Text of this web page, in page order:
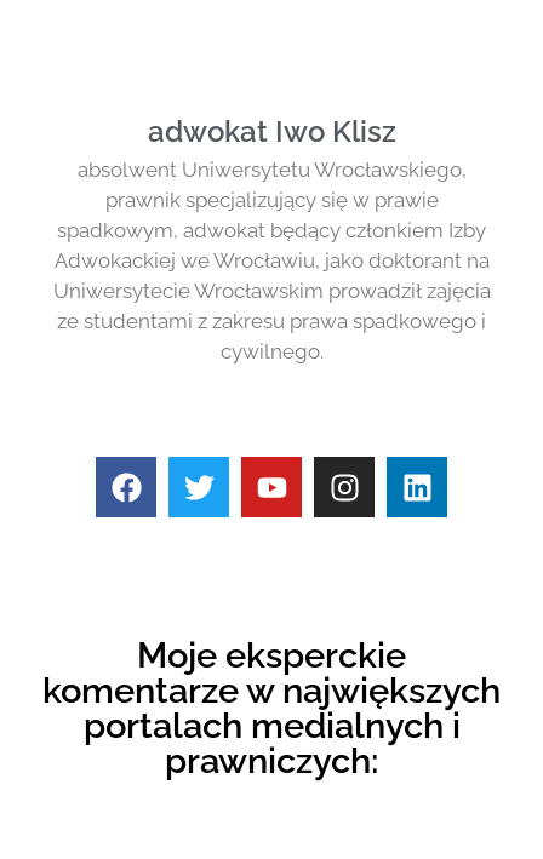
adwokat Iwo Klisz
absolwent Uniwersytetu Wrocławskiego,
prawnik specjalizujący się w prawie
spadkowym, adwokat będący członkiem Izby
Adwokackiej we Wrocławiu, jako doktorant na
Uniwersytecie Wrocławskim prowadził zajęcia
ze studentami z zakresu prawa spadkowego i
cywilnego.
Moje eksperckie
komentarze w największych
portalach medialnych i
prawniczych: